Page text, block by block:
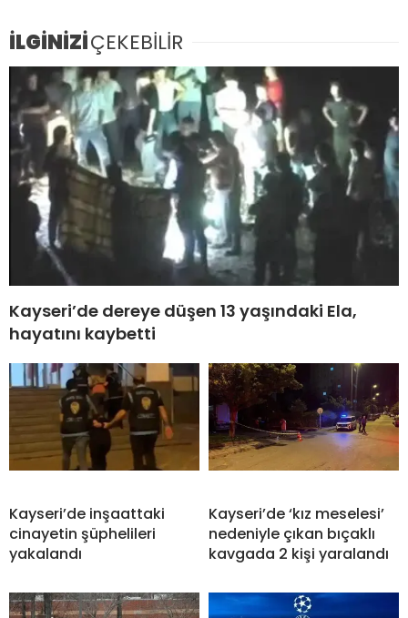
İLGİNİZİÇEKEBİLİR
Kayseri’de dereye düşen 13 yaşındaki Ela,
hayatını kaybetti
Kayseri’de inşaattaki
cinayetin şüphelileri
yakalandı
Kayseri’de ‘kız meselesi’
nedeniyle çıkan bıçaklı
kavgada 2 kişi yaralandı